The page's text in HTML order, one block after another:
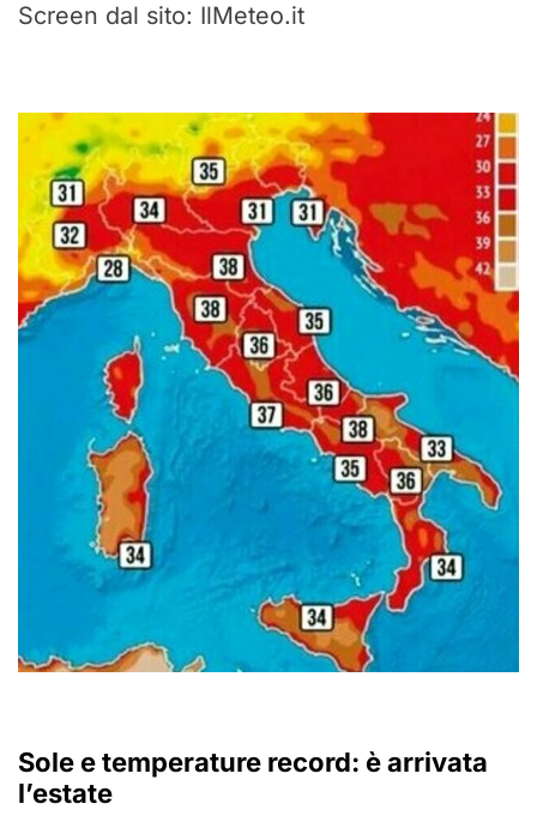
Screen dal sito: IlMeteo.it
Sole e temperature record: è arrivata
l’estate